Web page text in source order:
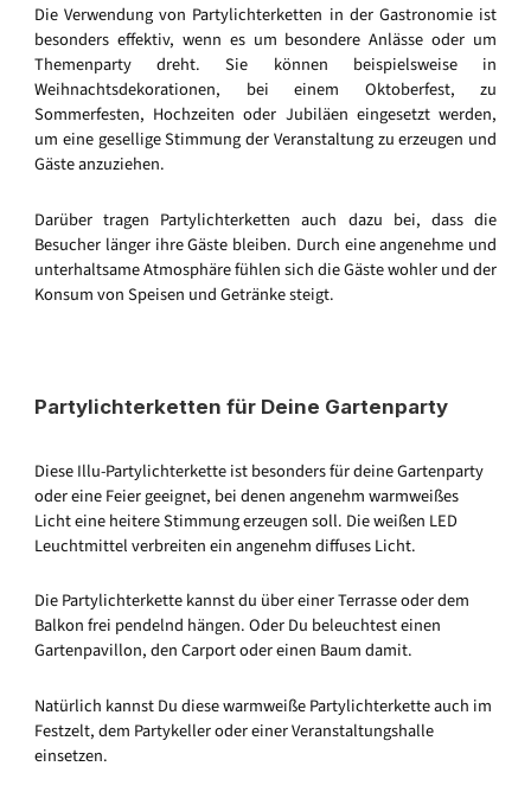
Die Verwendung von Partylichterketten in der Gastronomie ist
besonders effektiv, wenn es um besondere Anlässe oder um
Themenparty dreht. Sie können beispielsweise in
Weihnachtsdekorationen, bei einem Oktoberfest, zu
Sommerfesten, Hochzeiten oder Jubiläen eingesetzt werden,
um eine gesellige Stimmung der Veranstaltung zu erzeugen und
Gäste anzuziehen.
Darüber tragen Partylichterketten auch dazu bei, dass die
Besucher länger ihre Gäste bleiben. Durch eine angenehme und
unterhaltsame Atmosphäre fühlen sich die Gäste wohler und der
Konsum von Speisen und Getränke steigt.
Partylichterketten für Deine Gartenparty
Diese Illu-Partylichterkette ist besonders für deine Gartenparty
oder eine Feier geeignet, bei denen angenehm warmweißes
Licht eine heitere Stimmung erzeugen soll. Die weißen LED
Leuchtmittel verbreiten ein angenehm diffuses Licht.
Die Partylichterkette kannst du über einer Terrasse oder dem
Balkon frei pendelnd hängen. Oder Du beleuchtest einen
Gartenpavillon, den Carport oder einen Baum damit.
Natürlich kannst Du diese warmweiße Partylichterkette auch im
Festzelt, dem Partykeller oder einer Veranstaltungshalle
einsetzen.